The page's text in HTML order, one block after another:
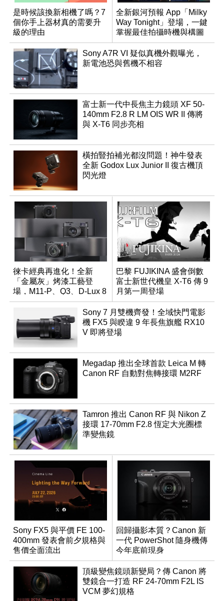
是時候該換新相機了嗎？7
個你手上器材真的需要升
級的理由
全新銀河預報 App「Milky
Way Tonight」登場，一鍵
掌握最佳拍攝時機與構圖
Sony A7R VI 疑似真機外觀曝光，
新電池恐與舊機不相容
富士新一代中長焦主力鏡頭 XF 50-
140mm F2.8 R LM OIS WR II 傳將
與 X-T6 同步亮相
橫拍豎拍補光都沒問題！神牛發表
全新 Godox Lux Junior II 復古機頂
閃光燈
徠卡經典再進化！全新
「金屬灰」烤漆工藝登
場，M11-P、Q3、D-Lux 8
領銜換裝
巴黎 FUJIKINA 盛會倒數
富士新世代機皇 X-T6 傳 9
月第一周登場
Sony 7 月雙機齊發！全域快門電影
機 FX5 與睽違 9 年長焦旗艦 RX10
V 即將登場
Megadap 推出全球首款 Leica M 轉
Canon RF 自動對焦轉接環 M2RF
Tamron 推出 Canon RF 與 Nikon Z
接環 17-70mm F2.8 恆定大光圈標
準變焦鏡
Sony FX5 與平價 FE 100-
400mm 發表會前夕規格與
售價全面流出
回歸攝影本質？Canon 新
一代 PowerShot 隨身機傳
今年底前現身
頂級變焦鏡頭新變局？傳 Canon 將
雙鏡合一打造 RF 24-70mm F2L IS
VCM 夢幻規格